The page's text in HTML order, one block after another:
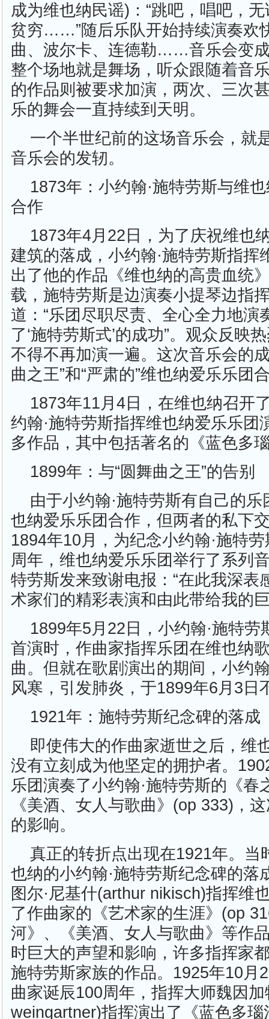
成为维也纳民谣)：“跳吧，唱吧，
贫穷……”随后乐队开始持续演奏欢
曲、波尔卡、连德勒……音乐会变
整个场地就是舞场，听众跟随着音
的作品则被要求加演，两次、三
乐的舞会一直持续到天明。
一个半世纪前的这场音乐会，就
音乐会的发轫。
1873年：小约翰·施特劳斯与维
合作
1873年4月22日，为了庆祝维也
建筑的落成，小约翰·施特劳斯指挥
出了他的作品《维也纳的高贵血统
载，施特劳斯是边演奏小提琴边指
道：“乐团尽职尽责、全心全力地演
了‘施特劳斯式’的成功”。观众反映
不得不再加演一遍。这次音乐会的
曲之王”和“严肃的”维也纳爱乐乐团
1873年11月4日，在维也纳召开
约翰·施特劳斯指挥维也纳爱乐乐团
多作品，其中包括著名的《蓝色多
1899年：与“圆舞曲之王”的告别
由于小约翰·施特劳斯有自己的
也纳爱乐乐团合作，但两者的私下
1894年10月，为纪念小约翰·施特
周年，维也纳爱乐乐团举行了系列
特劳斯发来致谢电报：“在此我深表
术家们的精彩表演和由此带给我的
1899年5月22日，小约翰·施特劳
首演时，作曲家指挥乐团在维也纳
曲。但就在歌剧演出的期间，小约
风寒，引发肺炎，于1899年6月3日
1921年：施特劳斯纪念碑的落成
即使伟大的作曲家逝世之后，维
没有立刻成为他坚定的拥护者。
乐团演奏了小约翰·施特劳斯的《春
《美酒、女人与歌曲》(op 333)，
的影响。
真正的转折点出现在1921年。当
也纳的小约翰·施特劳斯纪念碑的落
图尔·尼基什(arthur nikisch)指挥维
了作曲家的《艺术家的生涯》(op
河》、《美酒、女人与歌曲》等作
时巨大的声望和影响，许多指挥家
施特劳斯家族的作品。1925年10月
曲家诞辰100周年，指挥大师魏因
weingartner)指挥演出了《蓝色多